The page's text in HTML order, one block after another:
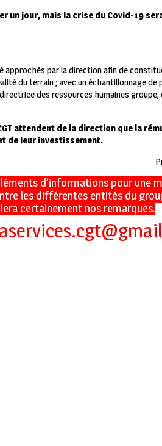
jour, mais la crise du Covid-19
par la direction afin de
du terrain ; avec un échantillonnage
des ressources humaines
attendent de la direction que la
de leur investissement.
d’informations pour une
les différentes entités du
certainement nos remarques.